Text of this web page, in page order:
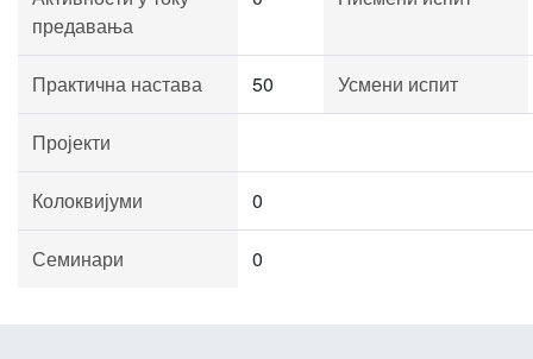
предавања
Практична настава 50 Усмени испит
Пројекти
Колоквијуми 0
Семинари 0